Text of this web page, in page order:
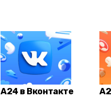
А24 в Вконтакте